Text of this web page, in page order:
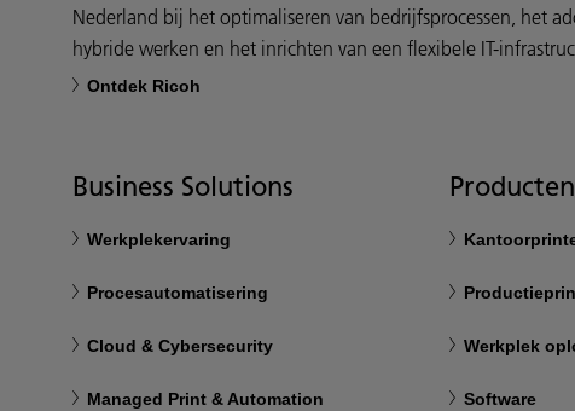
Nederland bij het optimaliseren van bedrijfsprocessen, het
hybride werken en het inrichten van een flexibele IT-
Ontdek Ricoh
Business Solutions
Werkplekervaring
Procesautomatisering
Cloud & Cybersecurity
Managed Print & Automation
Werkplek
Software